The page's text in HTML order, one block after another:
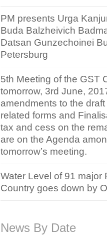
PM presents Urga
Buda Balzheivich
Datsan Gunzechoinei
Petersburg
5th Meeting of the GST
tomorrow, 3rd June,
amendments to the
related forms and
tax and cess on the
are on the Agenda
tomorrow’s meeting.
Water Level of 91 major
Country goes down by
News By Date